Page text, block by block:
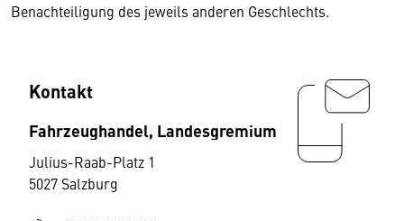
Benachteiligung des jeweils anderen Geschlechts.
Kontakt
Fahrzeughandel, Landesgremium
Julius-Raab-Platz 1
5027 Salzburg